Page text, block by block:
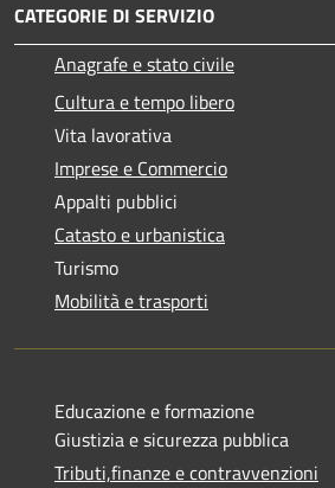
CATEGORIE DI SERVIZIO
Anagrafe e stato civile
Cultura e tempo libero
Vita lavorativa
Imprese e Commercio
Appalti pubblici
Catasto e urbanistica
Turismo
Mobilità e trasporti
Educazione e formazione
Giustizia e sicurezza pubblica
Tributi,finanze e contravvenzioni